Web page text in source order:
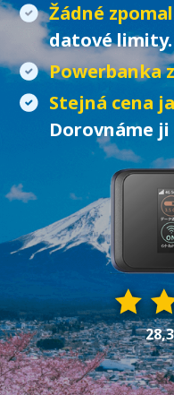
Žádné
datové
Powerbanka
Stejná cena
Dorovnáme ji